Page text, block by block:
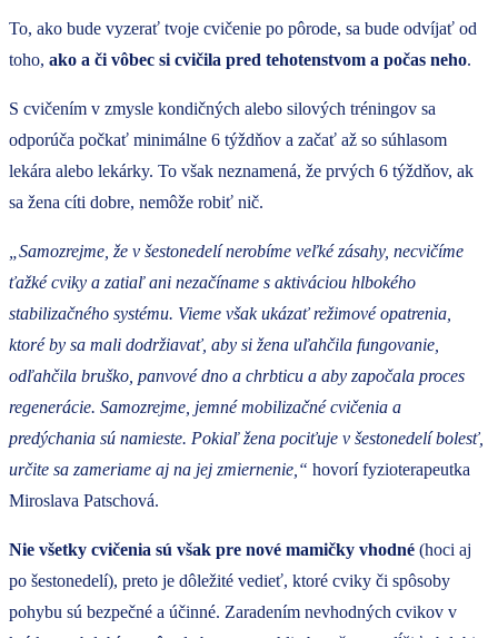
To, ako bude vyzerať tvoje cvičenie po pôrode, sa bude odvíjať od
toho, ako a či vôbec si cvičila pred tehotenstvom a počas neho.
S cvičením v zmysle kondičných alebo silových tréningov sa
odporúča počkať minimálne 6 týždňov a začať až so súhlasom
lekára alebo lekárky. To však neznamená, že prvých 6 týždňov, ak
sa žena cíti dobre, nemôže robiť nič.
Samozrejme, že v šestonedelí nerobíme veľké zásahy, necvičíme
ťažké cviky a zatiaľ ani nezačíname s aktiváciou hlbokého
stabilizačného systému. Vieme však ukázať režimové opatrenia,
ktoré by sa mali dodržiavať, aby si žena uľahčila fungovanie,
odľahčila bruško, panvové dno a chrbticu a aby započala proces
regenerácie. Samozrejme, jemné mobilizačné cvičenia a
predýchania sú namieste. Pokiaľ žena pociťuje v šestonedelí bolesť,
určite sa zameriame aj na jej zmiernenie,“ hovorí fyzioterapeutka
Miroslava Patschová.
Nie všetky cvičenia sú však pre nové mamičky vhodné (hoci aj
po šestonedelí), preto je dôležité vedieť, ktoré cviky či spôsoby
pohybu sú bezpečné a účinné. Zaradením nevhodných cvikov v